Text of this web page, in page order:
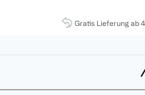
Gratis Lieferung ab